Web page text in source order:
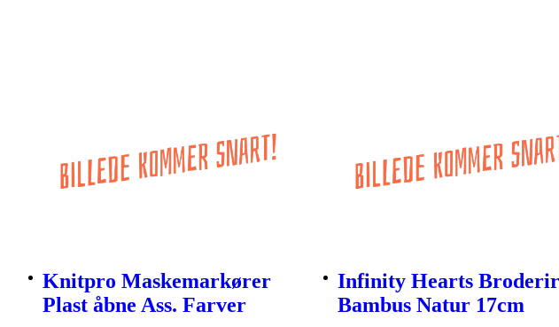
Knitpro Maskemarkører
Plast åbne Ass. Farver
Infinity Hearts
Bambus Natur 17cm